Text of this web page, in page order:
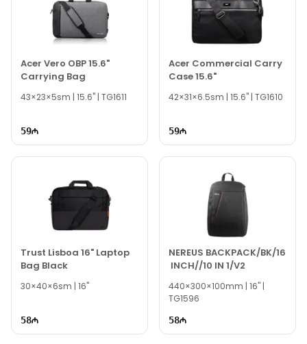
Acer Vero OBP 15.6"
Carrying Bag
43×23×5sm | 15.6" | TG1611
59
Acer Commercial Carry
Case 15.6"
42×31×6.5sm | 15.6" | TG1610
59
Trust Lisboa 16" Laptop
Bag Black
30×40×6sm | 16"
58
NEREUS BACKPACK/BK/16
INCH//10 IN 1/V2
440×300×100mm | 16" |
TG1596
58